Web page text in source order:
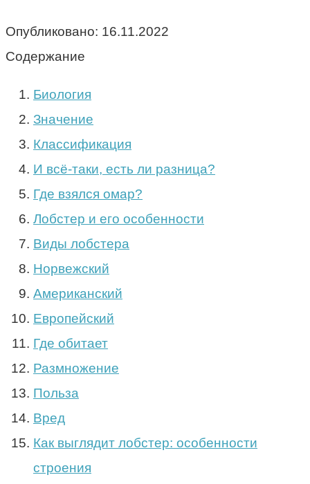
Опубликовано: 16.11.2022
Содержание
Биология
Значение
Классификация
И всё-таки, есть ли разница?
Где взялся омар?
Лобстер и его особенности
Виды лобстера
Норвежский
Американский
Европейский
Где обитает
Размножение
Польза
Вред
Как выглядит лобстер: особенности
строения